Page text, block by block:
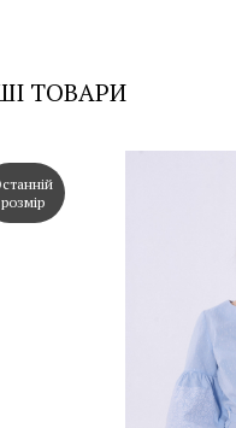
ТОВАРИ
розмір